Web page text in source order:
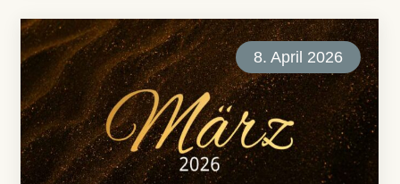
8. April 2026